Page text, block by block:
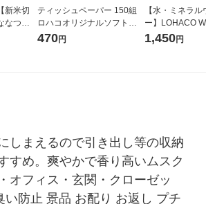
新米切
つぼ
和7年産
ル
ティッシュペーパー 150組
ロハコオリジナルソフトパ
ックティッシュ フィオナ オ
470円
【水・ミネラル
ー】LOHACO
1箱（20本入）
（イチオシ） オ
1,450円
しまえるので引き出し等の収納
すめ。爽やかで香り高いムスク
オフィス・玄関・クローゼッ
防止 景品 お配り お返し プチ